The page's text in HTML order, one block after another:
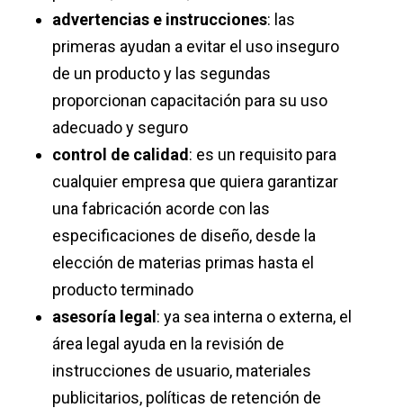
advertencias e instrucciones: las
primeras ayudan a evitar el uso inseguro
de un producto y las segundas
proporcionan capacitación para su uso
adecuado y seguro
control de calidad: es un requisito para
cualquier empresa que quiera garantizar
una fabricación acorde con las
especificaciones de diseño, desde la
elección de materias primas hasta el
producto terminado
asesoría legal: ya sea interna o externa, el
área legal ayuda en la revisión de
instrucciones de usuario, materiales
publicitarios, políticas de retención de